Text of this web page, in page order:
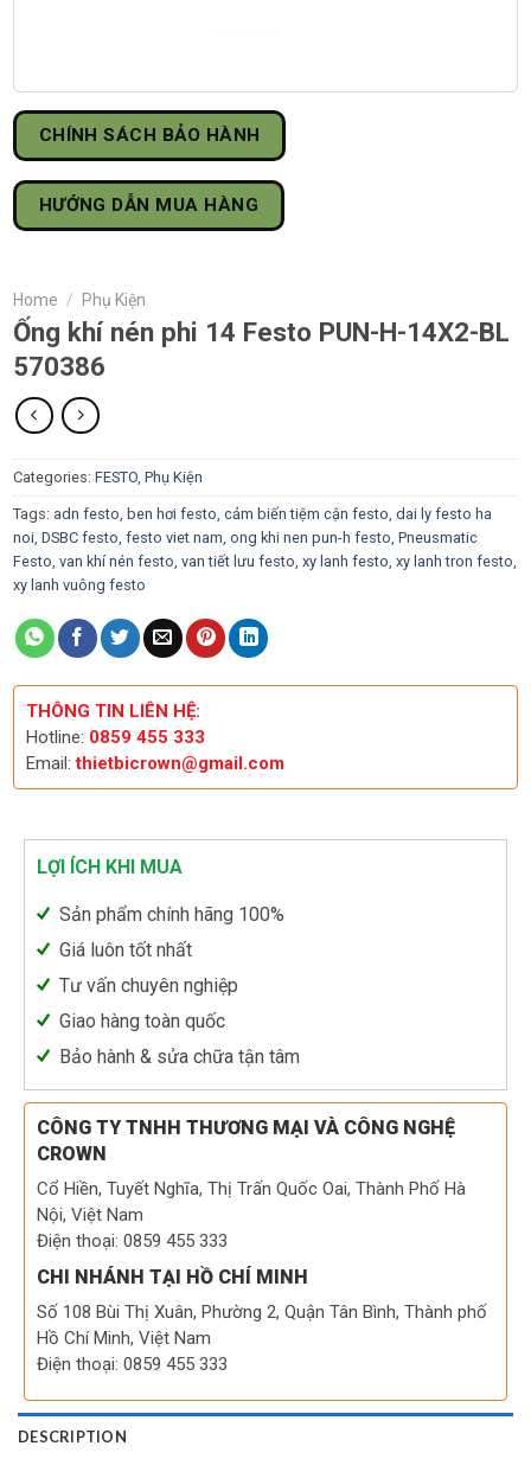
CHÍNH SÁCH BẢO HÀNH
HƯỚNG DẪN MUA HÀNG
Home / Phụ Kiện
Ống khí nén phi 14 Festo PUN-H-14X2-BL
570386
Categories: FESTO, Phụ Kiện
Tags: adn festo, ben hơi festo, cảm biến tiệm cận festo, dai ly festo ha
noi, DSBC festo, festo viet nam, ong khi nen pun-h festo, Pneusmatic
Festo, van khí nén festo, van tiết lưu festo, xy lanh festo, xy lanh tron festo,
xy lanh vuông festo
THÔNG TIN LIÊN HỆ:
Hotline: 0859 455 333
Email:thietbicrown@gmail.com
LỢI ÍCH KHI MUA
Sản phẩm chính hãng 100%
Giá luôn tốt nhất
Tư vấn chuyên nghiệp
Giao hàng toàn quốc
Bảo hành & sửa chữa tận tâm
CÔNG TY TNHH THƯƠNG MẠI VÀ CÔNG NGHỆ
CROWN
Cổ Hiền, Tuyết Nghĩa, Thị Trấn Quốc Oai, Thành Phố Hà
Nội, Việt Nam
Điện thoại: 0859 455 333
CHI NHÁNH TẠI HỒ CHÍ MINH
Số 108 Bùi Thị Xuân, Phường 2, Quận Tân Bình, Thành phố
Hồ Chí Minh, Việt Nam
Điện thoại: 0859 455 333
DESCRIPTION